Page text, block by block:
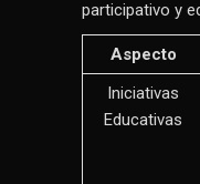
participativo y
Aspecto
Iniciativas
Educativas